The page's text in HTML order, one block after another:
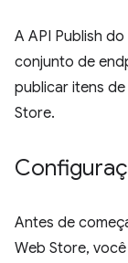
A API Publish
conjunto de
publicar itens
Store.
Antes de
Web Store,